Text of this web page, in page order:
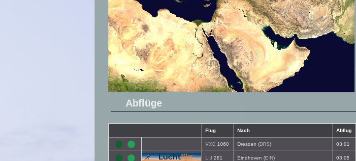
Abflüge
Flug Nach Abflug
VXC 1060 Dresden (DRS) 03:01
LIJ 281 Eindhoven (EIN) 03:05